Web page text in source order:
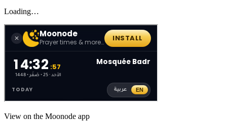
Loading…
View on the Moonode app